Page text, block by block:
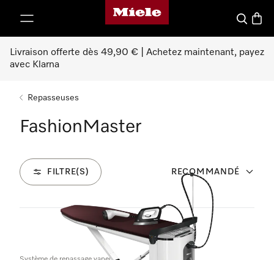
Page d'accueil Miele
Search
Livraison offerte dès 49,90 € | Achetez maintenant, payez
avec Klarna
Repasseuses
FashionMaster
FILTRE(S) RECOMMANDÉ
3 Produits